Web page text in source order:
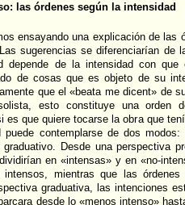
las órdenes según la intensidad
ensayando una explicación de las
sugerencias se diferenciarían de
depende de la intensidad con
de cosas que es objeto de su
que el «beata me dicent» de
esto constituye una orden
es que quiere tocarse la obra que
puede contemplarse de dos
Desde una perspectiva
en «intensas» y en «no-
intensos, mientras que las
graduativa, las intenciones
desde lo «menos intenso»